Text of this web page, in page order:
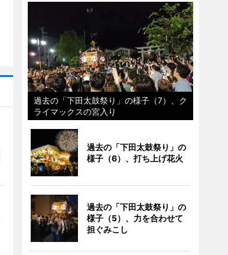
過去の「下田太鼓祭り」の様子（7）、ク
ライマックスの宮入り
過去の「下田太鼓祭り」の
様子（6）、打ち上げ花火
過去の「下田太鼓祭り」の
様子（5）、力を合わせて
担ぐみこし